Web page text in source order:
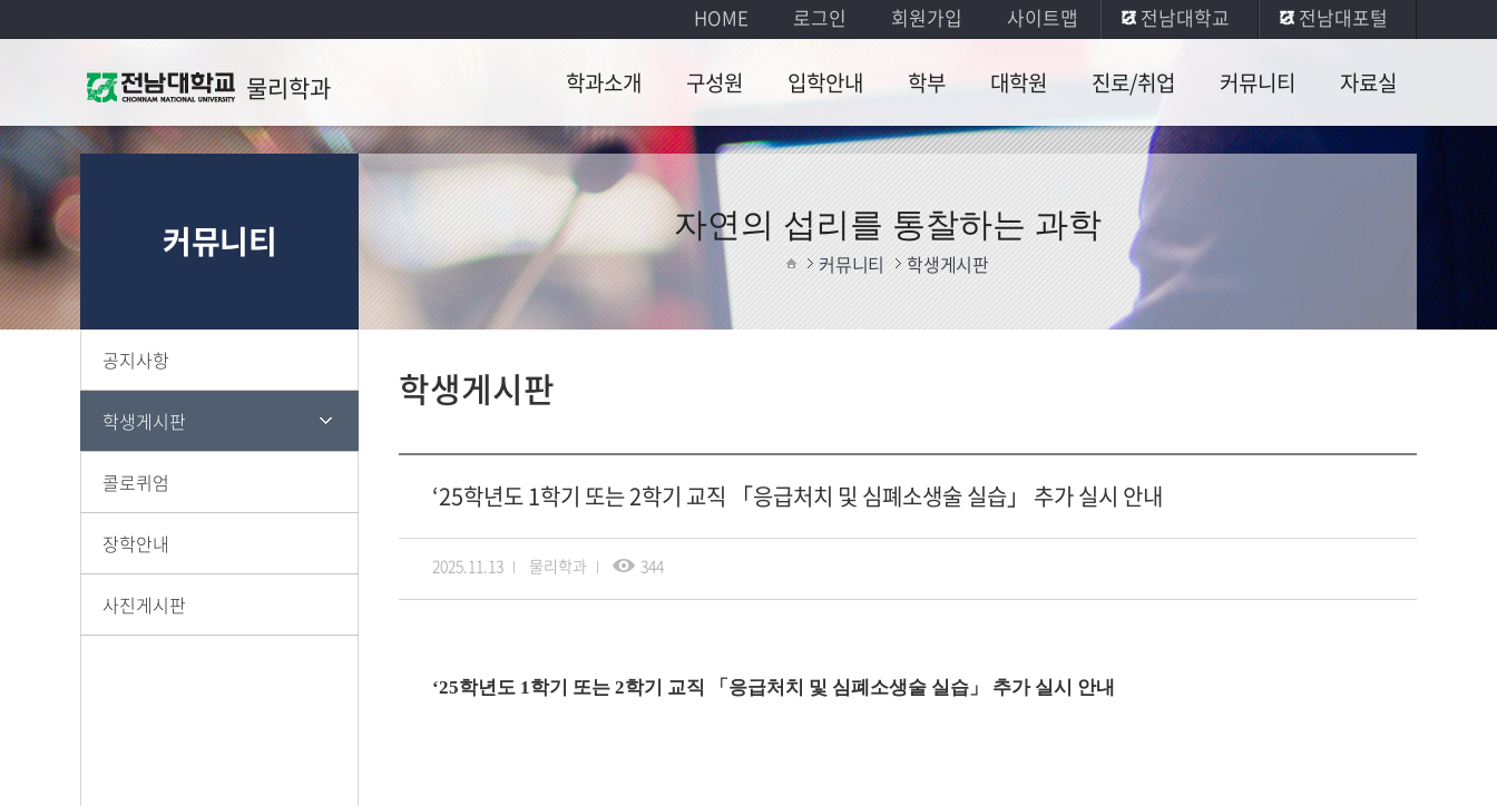
HOME 로그인 회원가입 사이트맵 전남대학교 전남대포털
물리학과 학과소개
학과소개
학과장 인사말
찾아오시는길
구성원
교수
명예교수
강의교수
행정팀
입학안내 학부
교육과
정
학부서
식
대학원
졸업인증
대학원서
진로/취업
진로현황
취업수기
취업현황
커뮤니티
콜로퀴엄
자료실
자연의 섭리를 통찰하는 과학
커뮤니티 학생게시판
커뮤니티
공지사항
학생게시판
콜로퀴엄
장학안내
사진게시판
학생게시판
‘25학년도 1학기 또는 2학기 교직 「응급처치 및 심폐소생술 실습」 추가 실시 안내
2025.11.13 물리학과 344
‘25학년도 1학기 또는 2학기 교직 「 응급처치 및 심폐소생술 실습 」 추가 실시 안내